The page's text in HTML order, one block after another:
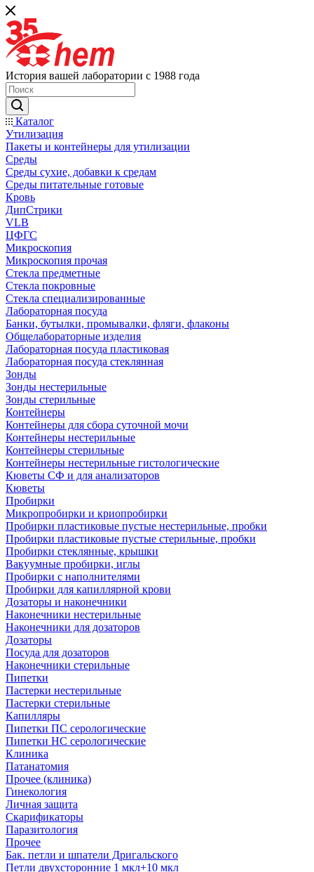
История вашей лаборатории с 1988 года
Каталог
Утилизация
Пакеты и контейнеры для утилизации
Среды
Среды сухие, добавки к средам
Среды питательные готовые
Кровь
ДипСтрики
VLB
ЦФГС
Микроскопия
Микроскопия прочая
Стекла предметные
Стекла покровные
Стекла специализированные
Лабораторная посуда
Банки, бутылки, промывалки, фляги, флаконы
Общелабораторные изделия
Лабораторная посуда пластиковая
Лабораторная посуда стеклянная
Зонды
Зонды нестерильные
Зонды стерильные
Контейнеры
Контейнеры для сбора суточной мочи
Контейнеры нестерильные
Контейнеры стерильные
Контейнеры нестерильные гистологические
Кюветы СФ и для анализаторов
Кюветы
Пробирки
Микропробирки и криопробирки
Пробирки пластиковые пустые нестерильные, пробки
Пробирки пластиковые пустые стерильные, пробки
Пробирки стеклянные, крышки
Вакуумные пробирки, иглы
Пробирки с наполнителями
Пробирки для капиллярной крови
Дозаторы и наконечники
Наконечники нестерильные
Наконечники для дозаторов
Дозаторы
Посуда для дозаторов
Наконечники стерильные
Пипетки
Пастерки нестерильные
Пастерки стерильные
Капилляры
Пипетки ПС серологические
Пипетки НС серологические
Клиника
Патанатомия
Прочее (клиника)
Гинекология
Личная защита
Скарификаторы
Паразитология
Прочее
Бак. петли и шпатели Дригальского
Петли двухсторонние 1 мкл+10 мкл